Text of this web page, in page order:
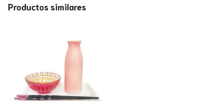
Productos similares